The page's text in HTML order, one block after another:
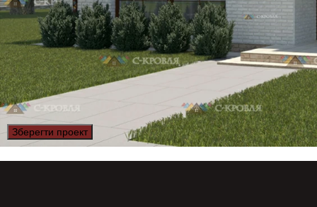
Зберегти проект